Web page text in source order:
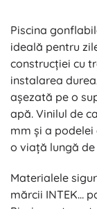
Piscina
ideală pentru
construcției cu
instalarea
așezată pe o
apă. Vinilul de
mm și a
o viață lungă
Materialele
mărcii INTEK…